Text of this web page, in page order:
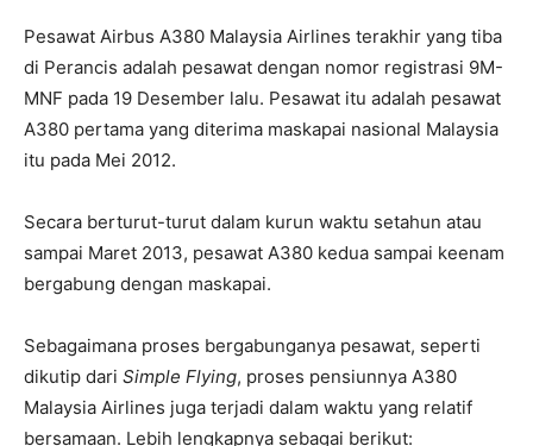
Pesawat Airbus A380 Malaysia Airlines terakhir yang tiba
di Perancis adalah pesawat dengan nomor registrasi 9M-
MNF pada 19 Desember lalu. Pesawat itu adalah pesawat
A380 pertama yang diterima maskapai nasional Malaysia
itu pada Mei 2012.
Secara berturut-turut dalam kurun waktu setahun atau
sampai Maret 2013, pesawat A380 kedua sampai keenam
bergabung dengan maskapai.
Sebagaimana proses bergabunganya pesawat, seperti
dikutip dari Simple Flying, proses pensiunnya A380
Malaysia Airlines juga terjadi dalam waktu yang relatif
bersamaan. Lebih lengkapnya sebagai berikut: